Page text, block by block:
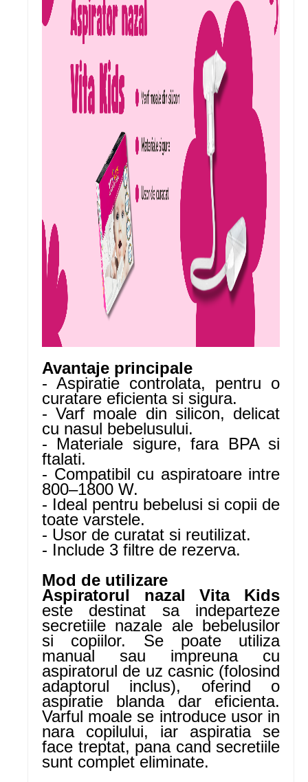
Avantaje principale
- Aspiratie controlata, pentru o
curatare eficienta si sigura.
- Varf moale din silicon, delicat
cu nasul bebelusului.
- Materiale sigure, fara BPA si
ftalati.
- Compatibil cu aspiratoare intre
800–1800 W.
- Ideal pentru bebelusi si copii de
toate varstele.
- Usor de curatat si reutilizat.
- Include 3 filtre de rezerva.
Mod de utilizare
Aspiratorul nazal Vita Kids
este destinat sa indeparteze
secretiile nazale ale bebelusilor
si copiilor. Se poate utiliza
manual sau impreuna cu
aspiratorul de uz casnic (folosind
adaptorul inclus), oferind o
aspiratie blanda dar eficienta.
Varful moale se introduce usor in
nara copilului, iar aspiratia se
face treptat, pana cand secretiile
sunt complet eliminate.